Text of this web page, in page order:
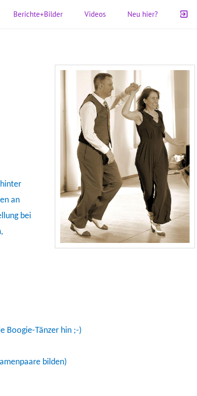
Berichte+Bilder Videos Neu hier?
an
bei
Boogie-Tänzer hin ;-)
bilden)